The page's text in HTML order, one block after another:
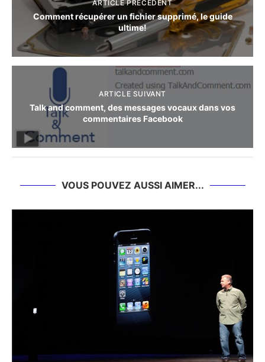
ARTICLE PRÉCÈDENT
Comment récupérer un fichier supprimé, le guide
ultime!
ARTICLE SUIVANT
Talk and comment, des messages vocaux dans vos
commentaires Facebook
VOUS POUVEZ AUSSI AIMER...